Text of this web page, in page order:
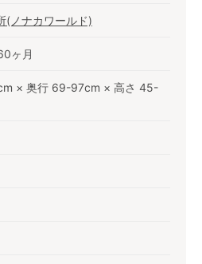
(ノナカワールド)
ヶ月
× 奥行 69-97cm × 高さ 45-